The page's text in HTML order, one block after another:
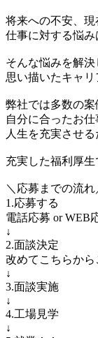
将来への不安、
仕事に対する悩み
そんな悩みを解決
思い描いたキャリ
弊社では多数の案
自分に合ったお
人生を充実させ
充実した福利厚生
＼応募までの流れ
1.応募する
電話応募 or WEB
↓
2.面談決定
改めてこちらから
↓
3.面談実施
↓
4.工場見学
↓